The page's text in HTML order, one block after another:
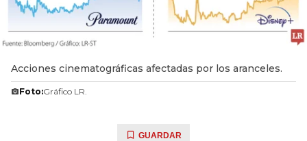
Acciones cinematográficas afectadas por los aranceles.
Foto:Gráfico LR.
GUARDAR